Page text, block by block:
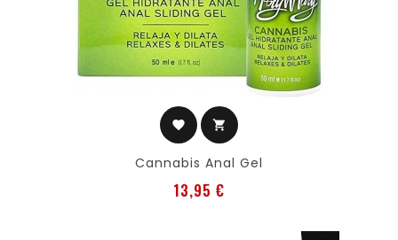
favorite shopping_cart
Cannabis Anal Gel
13,95 €